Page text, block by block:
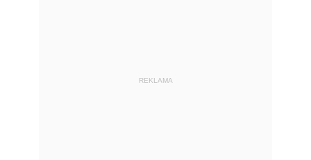
REKLAMA